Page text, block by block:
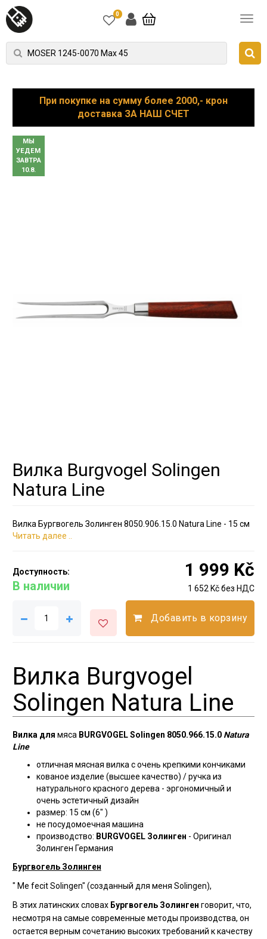
0
При покупке на сумму более 2000,- крон
доставка ЗА НАШ СЧЕТ
МЫ
УЕДЕМ
ЗАВТРА
10.8.
Вилка Burgvogel Solingen
Natura Line
Вилка Бургвогель Золинген 8050.906.15.0 Natura Line - 15 см
Читать далее ..
Доступность:
В наличии
1 999 Kč
1 652 Kč без НДС
Добавить в корзину
Вилка Burgvogel
Solingen Natura Line
Вилка для мяса BURGVOGEL Solingen 8050.966.15.0 Natura
Line
отличная мясная вилка с очень крепкими кончиками
кованое изделие (высшее качество) / ручка из
натурального красного дерева - эргономичный и
очень эстетичный дизайн
размер: 15 см (6" )
не посудомоечная машина
производство: BURGVOGEL Золинген - Оригинал
Золинген Германия
Бургвогель Золинген
" Me fecit Solingen" (созданный для меня Solingen),
В этих латинских словах Бургвогель Золинген говорит, что,
несмотря на самые современные методы производства, он
остается верным сочетанию высоких требований к качеству